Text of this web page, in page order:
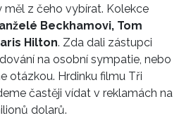
měl z čeho vybírat. Kolekce
Beckhamovi, Tom
Hilton. Zda dali zástupci
na osobní sympatie, nebo
otázkou. Hrdinku filmu Tři
častěji vídat v reklamách na
dolarů.